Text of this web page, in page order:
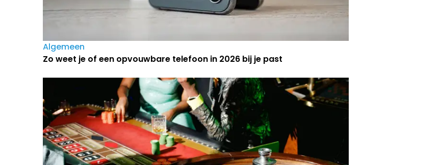
Algemeen
Zo weet je of een opvouwbare telefoon in 2026 bij je past